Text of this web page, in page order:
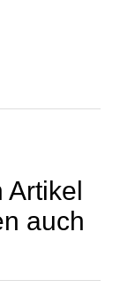
Artikel
auch